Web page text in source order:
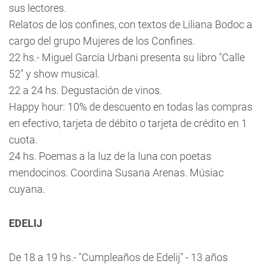
sus lectores.
Relatos de los confines, con textos de Liliana Bodoc a
cargo del grupo Mujeres de los Confines.
22 hs.- Miguel García Urbani presenta su libro "Calle
52" y show musical.
22 a 24 hs. Degustación de vinos.
Happy hour: 10% de descuento en todas las compras
en efectivo, tarjeta de débito o tarjeta de crédito en 1
cuota.
24 hs. Poemas a la luz de la luna con poetas
mendocinos. Coordina Susana Arenas. Músiac
cuyana.
EDELIJ
De 18 a 19 hs.- "Cumpleaños de Edelij" - 13 años